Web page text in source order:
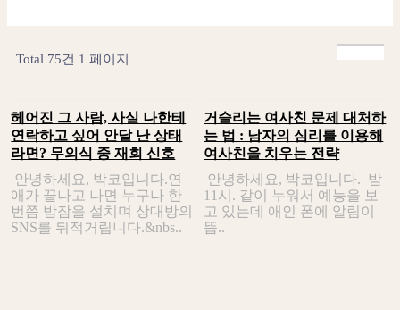
Total 75건 1 페이지
헤어진 그 사람, 사실 나한테
연락하고 싶어 안달 난 상태
라면? 무의식 중 재회 신호
안녕하세요, 박코입니다.연
애가 끝나고 나면 누구나 한
번쯤 밤잠을 설치며 상대방의
SNS를 뒤적거립니다.&nbs..
거슬리는 여사친 문제 대처하
는 법 : 남자의 심리를 이용해
여사친을 치우는 전략
안녕하세요, 박코입니다. 밤
11시. 같이 누워서 예능을 보
고 있는데 애인 폰에 알림이
뜹..